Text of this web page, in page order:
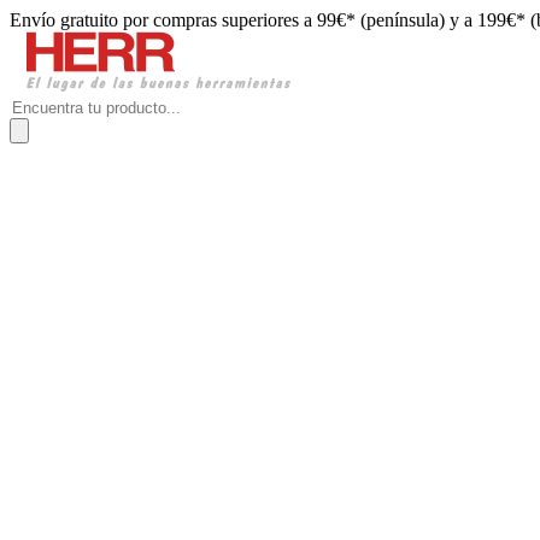
Envío gratuito por compras superiores a 99€* (península) y a 199€*